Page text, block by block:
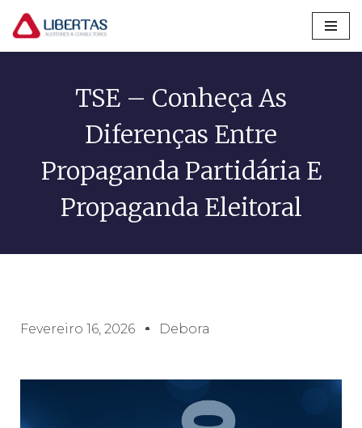
Pular
TSE – Conheça As
Diferenças Entre
Propaganda Partidária E
Propaganda Eleitoral
Fevereiro 16, 2026 Debora